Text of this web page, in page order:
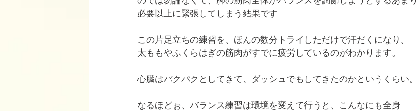
必要以上に緊張してしまう結果です
この片足立ちの練習を、ほんの数分トライしただけで汗だくになり、
太ももやふくらはぎの筋肉がすでに疲労しているのがわかります。
心臓はバクバクとしてきて、ダッシュでもしてきたのかというくらい。
なるほどぉ、バランス練習は環境を変えて行うと、こんなにも全身